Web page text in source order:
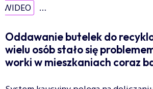
WIDEO …
Oddawanie butelek do
wielu osób stało się
worki w mieszkaniach coraz